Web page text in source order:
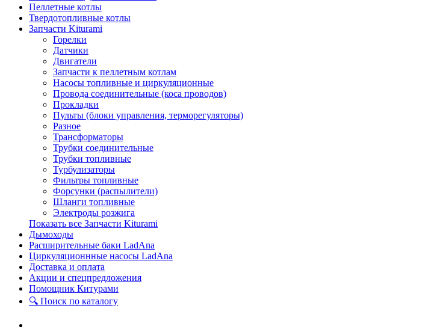
Пеллетные котлы
Твердотопливные котлы
Запчасти Kiturami
Горелки
Датчики
Двигатели
Запчасти к пеллетным котлам
Насосы топливные и циркуляционные
Провода соединительные (коса проводов)
Прокладки
Пульты (блоки управления, терморегуляторы)
Разное
Трансформаторы
Трубки соединительные
Трубки топливные
Турбулизаторы
Фильтры топливные
Форсунки (распылители)
Шланги топливные
Электроды розжига
Показать все Запчасти Kiturami
Дымоходы
Расширительные баки LadAna
Циркуляционнные насосы LadAna
Доставка и оплата
Акции и спецпредложения
Помощник Китурами
🔍 Поиск по каталогу